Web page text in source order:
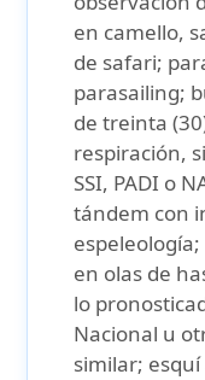
en camello,
de safari;
parasailing;
de treinta
respiración,
SSI, PADI o
tándem con
en olas de
lo
Nacional u
similar;